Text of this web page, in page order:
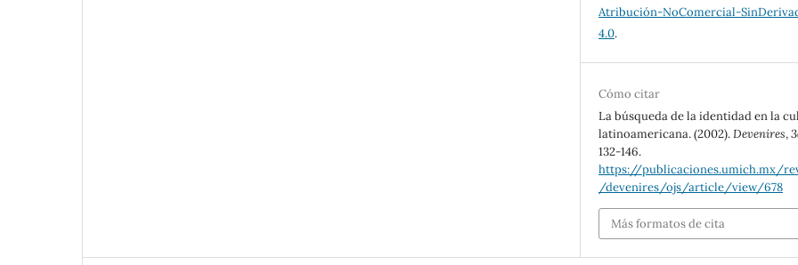
Atribución-NoComercial-
4.0.
Cómo citar
La búsqueda de la identidad en la
latinoamericana. (2002).Devenires,3
132-146.
https://publicaciones.umich.mx/
/devenires/ojs/article/view/678
Más formatos de cita